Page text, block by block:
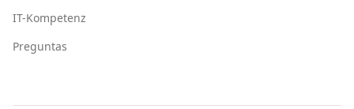
IT-Kompetenz
Preguntas